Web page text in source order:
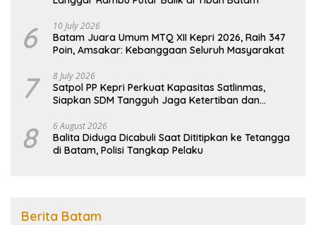
6 10 July 2026
Batam Juara Umum MTQ XII Kepri 2026, Raih 347
Poin, Amsakar: Kebanggaan Seluruh Masyarakat
7 8 July 2026
Satpol PP Kepri Perkuat Kapasitas Satlinmas,
Siapkan SDM Tangguh Jaga Ketertiban dan
8 6 August 2026
Balita Diduga Dicabuli Saat Dititipkan ke Tetangga
di Batam, Polisi Tangkap Pelaku
Berita Batam